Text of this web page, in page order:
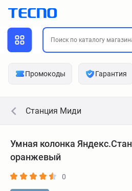
Промокоды Гарантия
Станция Миди
Умная колонка
оранжевый
0